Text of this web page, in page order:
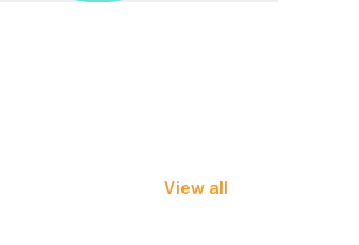
View all